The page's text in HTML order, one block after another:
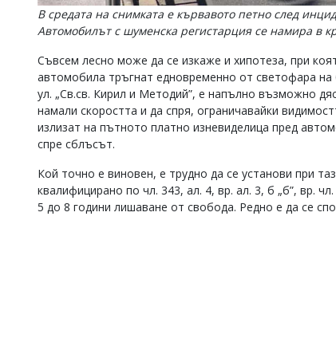
В средата на снимката е кървавото петно след
Автомобилът с шуменска регистарция се намира в
Съвсем лесно може да се изкаже и хипотеза, при
автомобила тръгнат едновременно от светофара на
ул. „Св.св. Кирил и Методий”, е напълно възможно
намали скоростта и да спря, ограничавайки
излизат на пътното платно изневиделица пред
спре сблъсът.
Кой точно е виновен, е трудно да се установи при
квалифицирано по чл. 343, ал. 4, вр. ал. 3, б „б”, вр.
5 до 8 години лишаване от свобода. Редно е да се